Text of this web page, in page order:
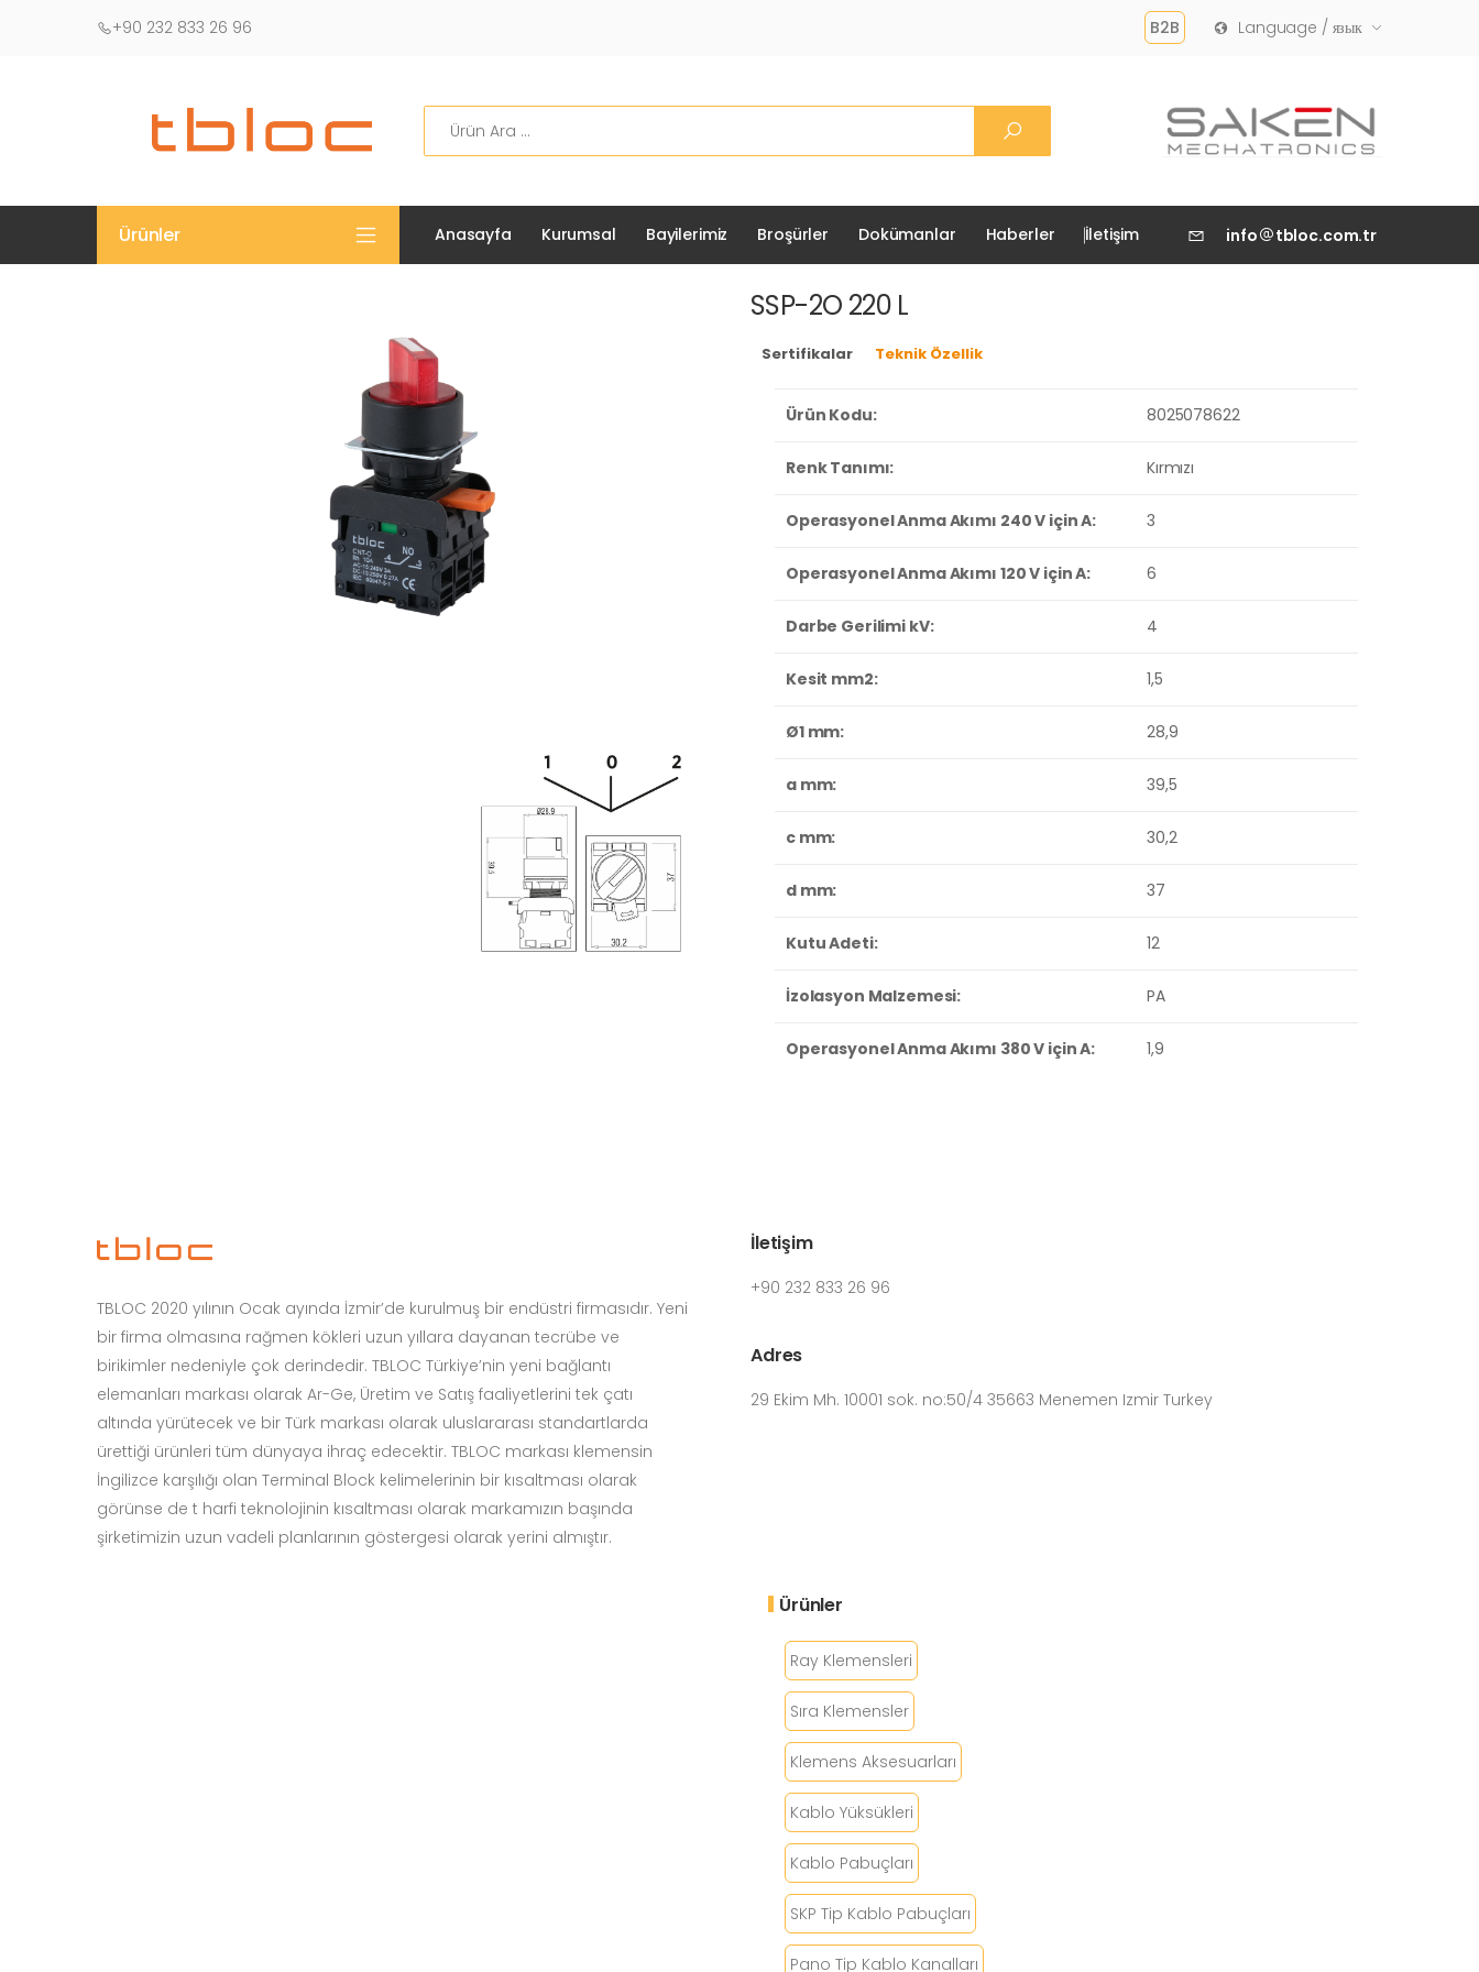
+90 232 833 26 96 B2B Language / язык
Ürünler Anasayfa Kurumsal Bayilerimiz Broşürler Dokümanlar Haberler İletişim info tbloc.com.tr
SSP-2O 220 L
Sertifikalar Teknik Özellik
Ürün Kodu: 8025078622
Renk Tanımı: Kırmızı
Operasyonel Anma Akımı 240 V için A: 3
Operasyonel Anma Akımı 120 V için A: 6
Darbe Gerilimi kV: 4
Kesit mm2: 1,5
Ø1 mm: 28,9
a mm: 39,5
c mm: 30,2
d mm: 37
Kutu Adeti: 12
İzolasyon Malzemesi: PA
Operasyonel Anma Akımı 380 V için A: 1,9
TBLOC 2020 yılının Ocak ayında İzmir’de kurulmuş bir endüstri firmasıdır. Yeni
bir firma olmasına rağmen kökleri uzun yıllara dayanan tecrübe ve
birikimler nedeniyle çok derindedir. TBLOC Türkiye’nin yeni bağlantı
elemanları markası olarak Ar-Ge, Üretim ve Satış faaliyetlerini tek çatı
altında yürütecek ve bir Türk markası olarak uluslararası standartlarda
ürettiği ürünleri tüm dünyaya ihraç edecektir. TBLOC markası klemensin
İngilizce karşılığı olan Terminal Block kelimelerinin bir kısaltması olarak
görünse de t harfi teknolojinin kısaltması olarak markamızın başında
şirketimizin uzun vadeli planlarının göstergesi olarak yerini almıştır.
İletişim
+90 232 833 26 96
Adres
29 Ekim Mh. 10001 sok. no:50/4 35663 Menemen Izmir Turkey
Ürünler
Ray Klemensleri
Sıra Klemensler
Klemens Aksesuarları
Kablo Yüksükleri
Kablo Pabuçları
SKP Tip Kablo Pabuçları
Pano Tip Kablo Kanalları